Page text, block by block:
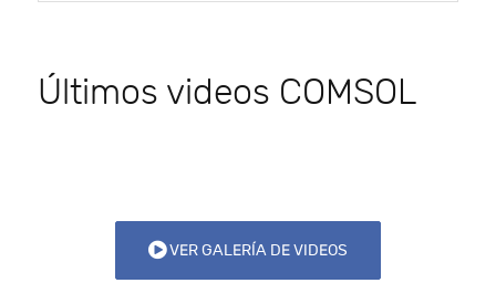
Últimos videos COMSOL
VER GALERÍA DE VIDEOS